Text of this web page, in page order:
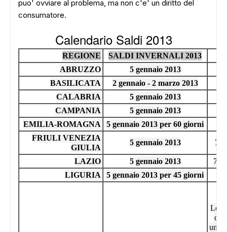
ADS
puo' ovviare al problema, ma non c'e' un diritto del
consumatore.
Calendario Saldi 2013
REGIONE SALDI INVERNALI 2013
ABRUZZO
5 gennaio 2013
BASILICATA
2 gennaio - 2 marzo 2013
CALABRIA
5 gennaio 2013
CAMPANIA
5 gennaio 2013
EMILIA-ROMAGNA
5 gennaio 2013 per 60 giorni
FRIULI VENEZIA
GIULIA
5 gennaio 2013 7
LAZIO 5 gennaio 2013
7
LIGURIA
5 gennaio 2013 per 45 giorni
di
un